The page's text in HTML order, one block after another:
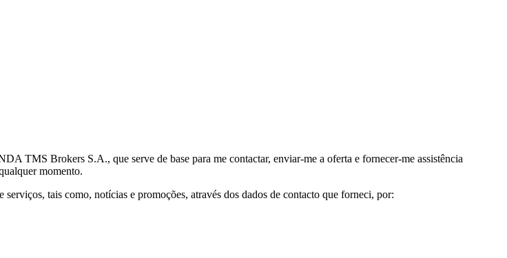
TMS Brokers S.A., que serve de base para me contactar, enviar-me a oferta e fornecer-me assistência
momento.
tais como, notícias e promoções, através dos dados de contacto que forneci, por: